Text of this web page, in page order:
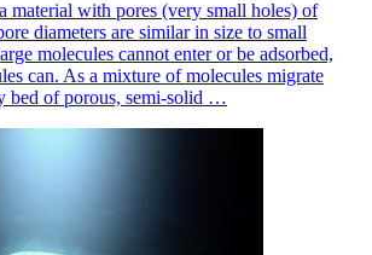
material with pores (very small holes) of
diameters are similar in size to small
molecules cannot enter or be adsorbed,
can. As a mixture of molecules migrate
bed of porous, semi-solid …